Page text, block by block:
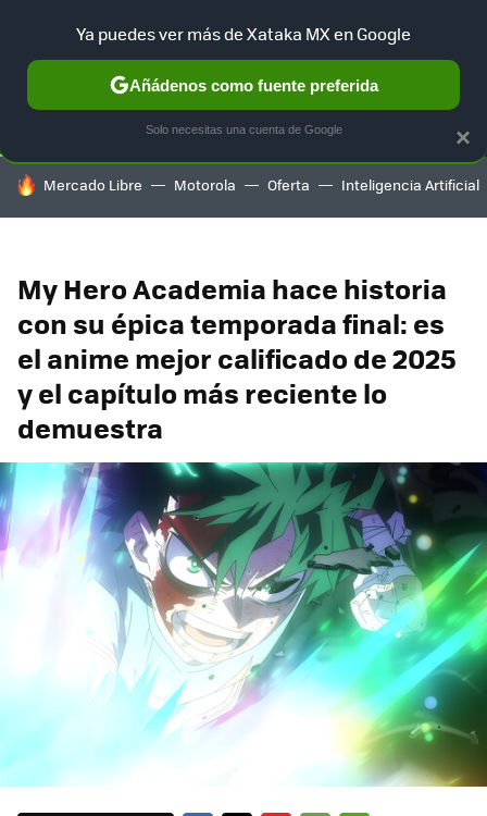
SELECCIÓN GAMING HOME AUTO TERRITORIO
HOY SE HABLA DE
Mercado Libre Motorola Oferta Inteligencia Artificial
My Hero Academia hace historia
con su épica temporada final: es
el anime mejor calificado de 2025
y el capítulo más reciente lo
demuestra
×
Ya puedes ver más de Xataka MX en Google
Añádenos como fuente preferida
Solo necesitas una cuenta de Google